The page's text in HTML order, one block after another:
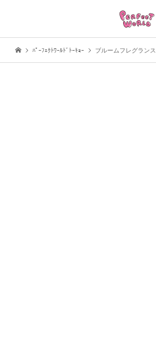
ﾊﾟｰﾌｪｸﾄﾜｰﾙﾄﾞﾄｰｷｮｰ ブルームフレグランス